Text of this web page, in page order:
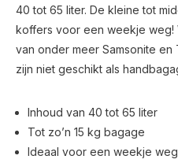
40 tot 65 liter. De kleine tot
koffers voor een weekje
van onder meer Samsonite
zijn niet geschikt als
Inhoud van 40 tot 65 liter
Tot zo’n 15 kg bagage
Ideaal voor een weekje weg